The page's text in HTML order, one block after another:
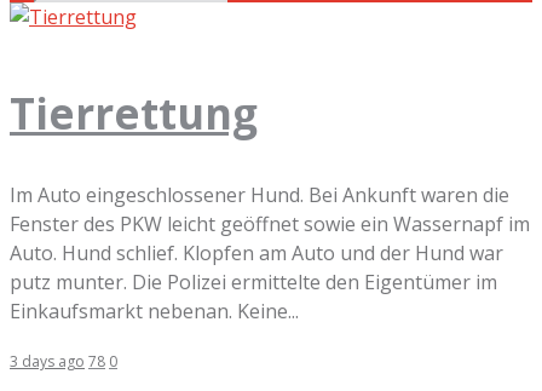
Tierrettung
Im Auto eingeschlossener Hund. Bei Ankunft waren die
Fenster des PKW leicht geöffnet sowie ein Wassernapf im
Auto. Hund schlief. Klopfen am Auto und der Hund war
putz munter. Die Polizei ermittelte den Eigentümer im
Einkaufsmarkt nebenan. Keine...
3 days ago 78 0